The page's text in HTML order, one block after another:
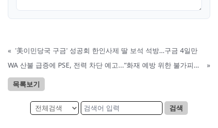
« '美이민당국 구금' 성공회 한인사제 딸 보석 석방…구금 4일만
WA 산불 급증에 PSE, 전력 차단 예고...“화재 예방 위한 불가피한 조치”
»
목록보기
검색